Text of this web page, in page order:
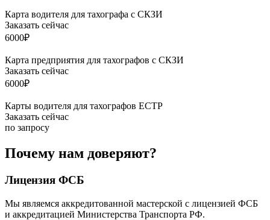
Карта водителя для тахографа с СКЗИ
Заказать сейчас
6000₽
Карта предприятия для тахографов с СКЗИ
Заказать сейчас
6000₽
Карты водителя для тахографов ЕСТР
Заказать сейчас
по запросу
Почему нам доверяют?
Лицензия ФСБ
Мы являемся аккредитованной мастерской с лицензией ФСБ
и аккредитацией Министерства Транспорта РФ.